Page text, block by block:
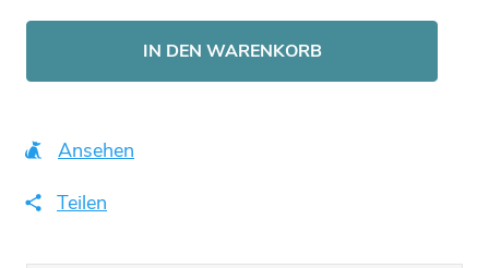
IN DEN WARENKORB
Ansehen
Teilen